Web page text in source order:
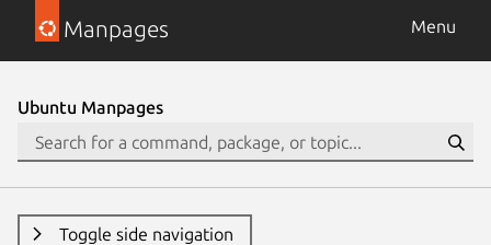
Manpages Menu
Ubuntu Manpages
Toggle side navigation